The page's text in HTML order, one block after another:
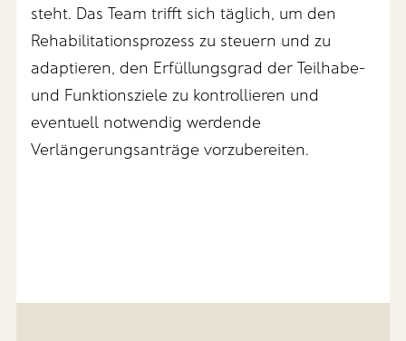
steht. Das Team trifft sich täglich, um den
Rehabilitationsprozess zu steuern und zu
adaptieren, den Erfüllungsgrad der Teilhabe-
und Funktionsziele zu kontrollieren und
eventuell notwendig werdende
Verlängerungsanträge vorzubereiten.